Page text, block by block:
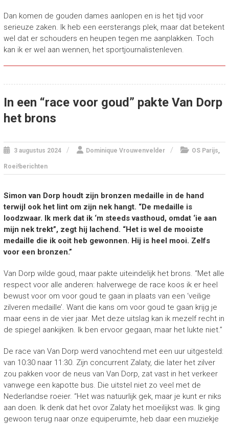
Dan komen de gouden dames aanlopen en is het tijd voor
serieuze zaken. Ik heb een eersterangs plek, maar dat betekent
wel dat er schouders en heupen tegen me aanplakken. Toch
kan ik er wel aan wennen, het sportjournalistenleven.
In een “race voor goud” pakte Van Dorp
het brons
3 augustus 2024 Dominique Vrouwenvelder OS Parijs,
Roei!berichten
Simon van Dorp houdt zijn bronzen medaille in de hand
terwijl ook het lint om zijn nek hangt. “De medaille is
loodzwaar. Ik merk dat ik ‘m steeds vasthoud, omdat ‘ie aan
mijn nek trekt”, zegt hij lachend. “Het is wel de mooiste
medaille die ik ooit heb gewonnen. Hij is heel mooi. Zelfs
voor een bronzen.”
Van Dorp wilde goud, maar pakte uiteindelijk het brons. “Met alle
respect voor alle anderen: halverwege de race koos ik er heel
bewust voor om voor goud te gaan in plaats van een ‘veilige
zilveren medaille’. Want die kans om voor goud te gaan krijg je
maar eens in de vier jaar. Met deze uitslag kan ik mezelf recht in
de spiegel aankijken. Ik ben ervoor gegaan, maar het lukte niet.”
De race van Van Dorp werd vanochtend met een uur uitgesteld:
van 10:30 naar 11:30. Zijn concurrent Zalaty, die later het zilver
zou pakken voor de neus van Van Dorp, zat vast in het verkeer
vanwege een kapotte bus. Die uitstel niet zo veel met de
Nederlandse roeier. “Het was natuurlijk gek, maar je kunt er niks
aan doen. Ik denk dat het ovor Zalaty het moeilijkst was. Ik ging
gewoon terug naar onze equiperuimte, heb daar een muziekje